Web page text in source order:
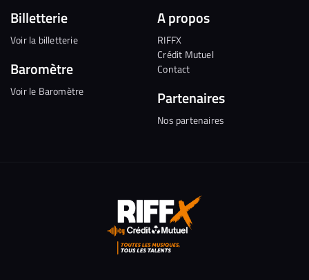
Billetterie
Voir la billetterie
Baromètre
Voir le Baromètre
A propos
RIFFX
Crédit Mutuel
Contact
Partenaires
Nos partenaires